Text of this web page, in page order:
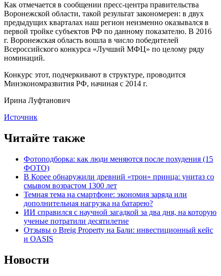
Как отмечается в сообщении пресс-центра правительства
Воронежской области, такой результат закономерен: в двух
предыдущих кварталах наш регион неизменно оказывался в
первой тройке субъектов РФ по данному показателю. В 2016
г. Воронежская область вошла в число победителей
Всероссийского конкурса «Лучший МФЦ» по целому ряду
номинаций.
Конкурс этот, подчеркивают в структуре, проводится
Минэкономразвития РФ, начиная с 2014 г.
Ирина Луфтанович
Источник
Читайте также
Фотоподборка: как люди меняются после похудения (15
ФОТО)
В Корее обнаружили древний «трон» принца: унитаз со
смывом возрастом 1300 лет
Темная тема на смартфоне: экономия заряда или
дополнительная нагрузка на батарею?
ИИ справился с научной загадкой за два дня, на которую
ученые потратили десятилетие
Отзывы о Breig Property на Бали: инвестиционный кейс
и OASIS
Новости